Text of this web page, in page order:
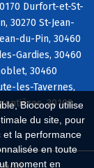
Biocoop utilise
du site, pour
et la performance
en toute
moment en
Durfort-et-St-
30270 St-Jean-
du-Pin, 30460
Gardies, 30460
30460
les-Tavernes,
30100